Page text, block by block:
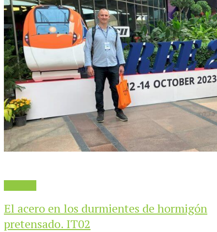
El acero en los durmientes de hormigón
pretensado. IT02